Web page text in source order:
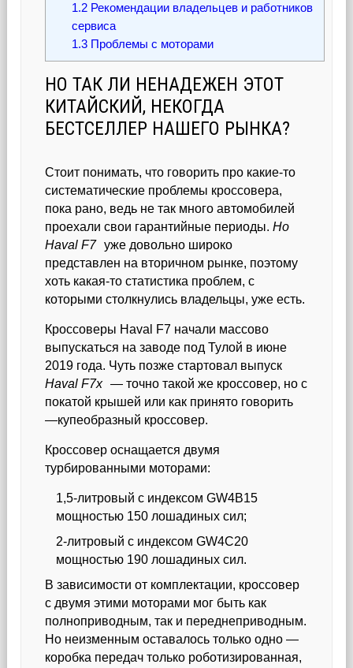
1.2Рекомендации владельцев и работников
сервиса
1.3Проблемы с моторами
НО ТАК ЛИ НЕНАДЕЖЕН ЭТОТ
КИТАЙСКИЙ, НЕКОГДА
БЕСТСЕЛЛЕР НАШЕГО РЫНКА?
Стоит понимать, что говорить про какие-то
систематические проблемы кроссовера,
пока рано, ведь не так много автомобилей
проехали свои гарантийные периоды.Но
Haval F7 уже довольно широко
представлен на вторичном рынке, поэтому
хоть какая-то статистика проблем, с
которыми столкнулись владельцы, уже есть.
Кроссоверы Haval F7 начали массово
выпускаться на заводе под Тулой в июне
2019 года. Чуть позже стартовал выпуск
Haval F7x — точно такой же кроссовер, но с
покатой крышей или как принято говорить
—купеобразный кроссовер.
Кроссовер оснащается двумя
турбированными моторами:
1,5-литровый с индексом GW4B15
мощностью 150 лошадиных сил;
2-литровый с индексом GW4C20
мощностью 190 лошадиных сил.
В зависимости от комплектации, кроссовер
с двумя этими моторами мог быть как
полноприводным, так и переднеприводным.
Но неизменным оставалось только одно —
коробка передач только роботизированная,